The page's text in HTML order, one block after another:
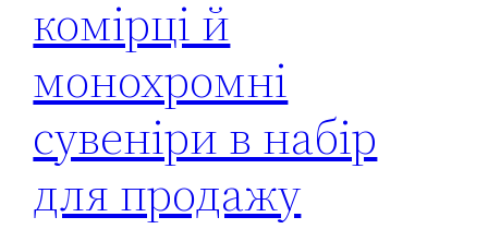
комірці й
монохромні
сувеніри в набір
для продажу